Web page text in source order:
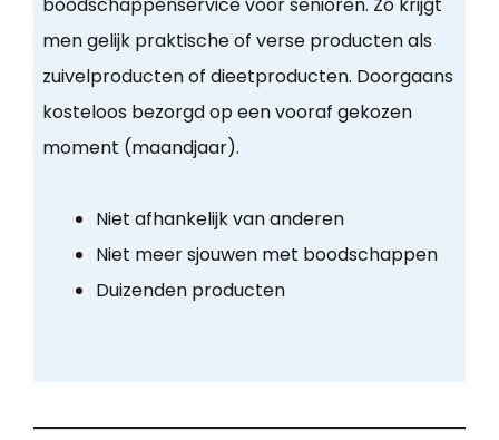
boodschappenservice voor senioren. Zo krijgt
men gelijk praktische of verse producten als
zuivelproducten of dieetproducten. Doorgaans
kosteloos bezorgd op een vooraf gekozen
moment (maandjaar).
Niet afhankelijk van anderen
Niet meer sjouwen met boodschappen
Duizenden producten